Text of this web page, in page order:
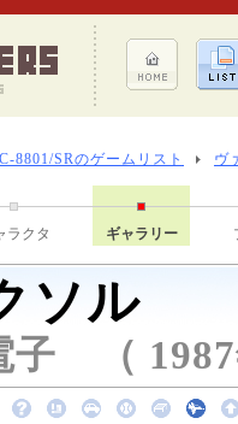
8801/SRのゲームリスト ヴ
ラクタ ギャラリー
ソル
子 （ 1987